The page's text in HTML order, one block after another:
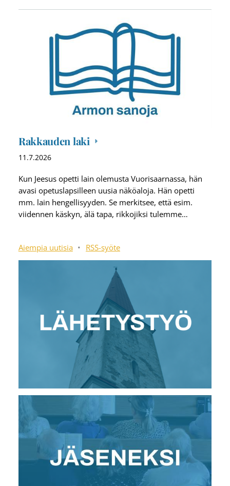
Rakkauden laki
11.7.2026
Kun Jeesus opetti lain olemusta Vuorisaarnassa, hän
avasi opetuslapsilleen uusia näköaloja. Hän opetti
mm. lain hengellisyyden. Se merkitsee, että esim.
viidennen käskyn, älä tapa, rikkojiksi tulemme…
Aiempia uutisia • RSS-syöte